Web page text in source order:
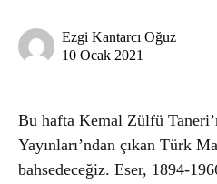
Ezgi Kantarcı Oğuz
10 Ocak 2021
Bu hafta Kemal Zülfü
Yayınları’ndan çıkan Türk
bahsedeceğiz. Eser, 1894-